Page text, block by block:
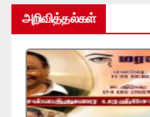
அறிவித்தல்கள்